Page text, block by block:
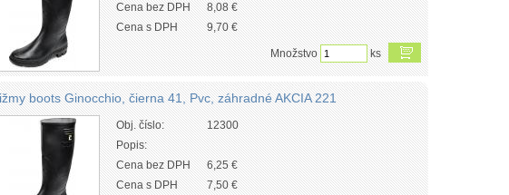
Cena bez DPH
8,08 €
Cena s DPH
9,70 €
Množstvo ks
boots Ginocchio, čierna 41, Pvc, záhradné AKCIA 221
Obj. číslo:
12300
Popis:
Cena bez DPH
6,25 €
Cena s DPH
7,50 €